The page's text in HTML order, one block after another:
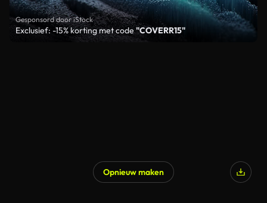
Gesponsord door iStock
Exclusief: -15% korting met code"COVERR15"
Opnieuw maken